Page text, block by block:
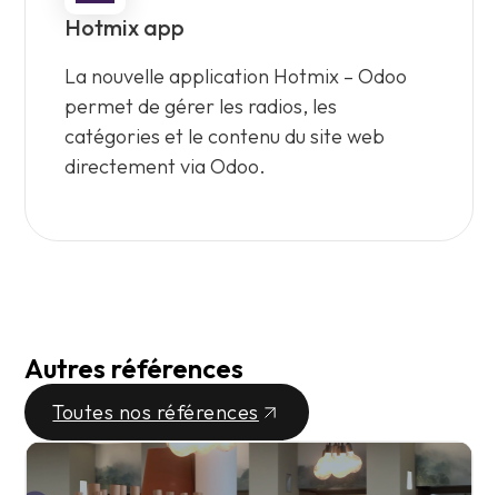
Hotmix app
La nouvelle application Hotmix – Odoo
permet de gérer les radios, les
catégories et le contenu du site web
directement via Odoo.
Autres références
Toutes nos références